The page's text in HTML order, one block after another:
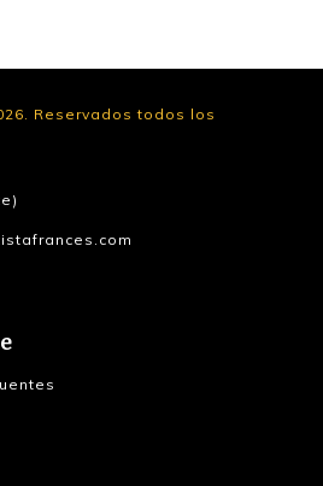
Reservados todos los